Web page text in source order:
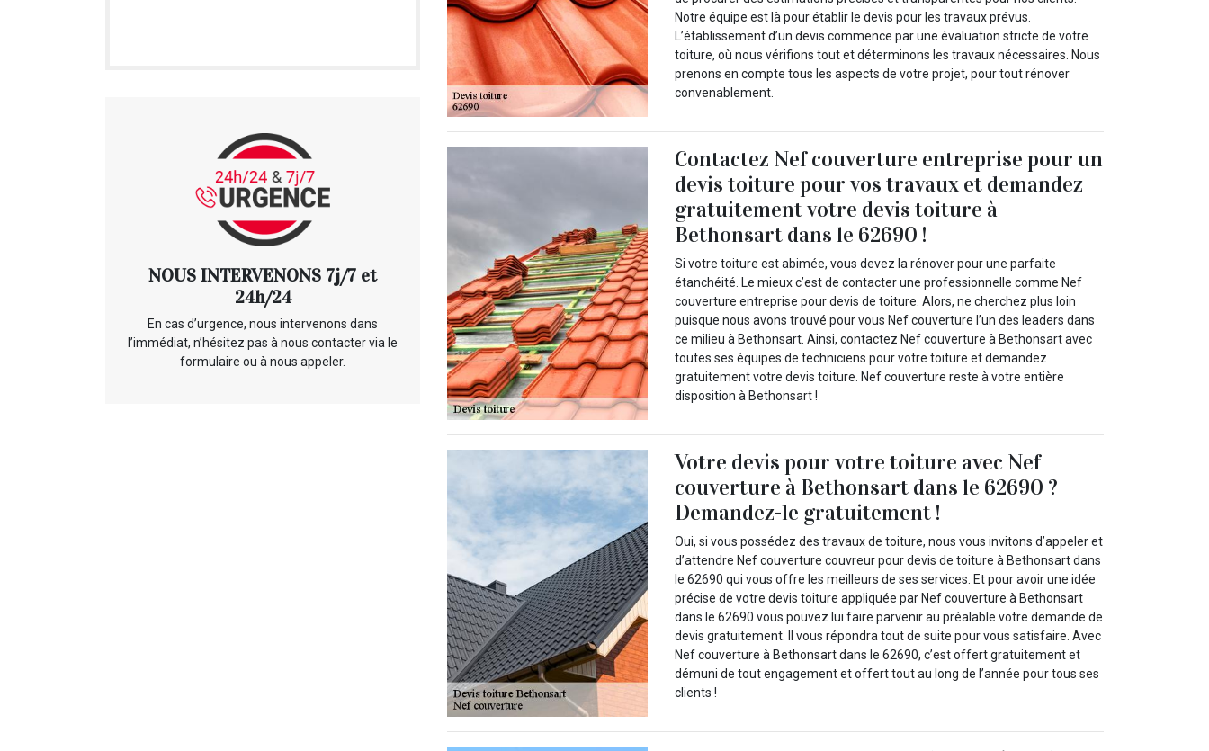
NOUS INTERVENONS 7j/7 et
24h/24
En cas d’urgence, nous intervenons dans
l’immédiat, n’hésitez pas à nous contacter via le
formulaire ou à nous appeler.
Notre équipe est là pour établir le devis pour les travaux prévus.
L’établissement d’un devis commence par une évaluation stricte de votre
toiture, où nous vérifions tout et déterminons les travaux nécessaires. Nous
prenons en compte tous les aspects de votre projet, pour tout rénover
convenablement.
Contactez Nef couverture entreprise pour un
devis toiture pour vos travaux et demandez
gratuitement votre devis toiture à
Bethonsart dans le 62690 !
Si votre toiture est abimée, vous devez la rénover pour une parfaite
étanchéité. Le mieux c’est de contacter une professionnelle comme Nef
couverture entreprise pour devis de toiture. Alors, ne cherchez plus loin
puisque nous avons trouvé pour vous Nef couverture l’un des leaders dans
ce milieu à Bethonsart. Ainsi, contactez Nef couverture à Bethonsart avec
toutes ses équipes de techniciens pour votre toiture et demandez
gratuitement votre devis toiture. Nef couverture reste à votre entière
disposition à Bethonsart !
Votre devis pour votre toiture avec Nef
couverture à Bethonsart dans le 62690 ?
Demandez-le gratuitement !
Oui, si vous possédez des travaux de toiture, nous vous invitons d’appeler et
d’attendre Nef couverture couvreur pour devis de toiture à Bethonsart dans
le 62690 qui vous offre les meilleurs de ses services. Et pour avoir une idée
précise de votre devis toiture appliquée par Nef couverture à Bethonsart
dans le 62690 vous pouvez lui faire parvenir au préalable votre demande de
devis gratuitement. Il vous répondra tout de suite pour vous satisfaire. Avec
Nef couverture à Bethonsart dans le 62690, c’est offert gratuitement et
démuni de tout engagement et offert tout au long de l’année pour tous ses
clients !